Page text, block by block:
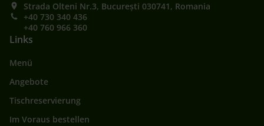
Strada Olteni Nr.3, București 030741, Romania
+40 730 340 436
+40 760 966 360
Links
Menü
Angebote
Tischreservierung
Im Voraus bestellen